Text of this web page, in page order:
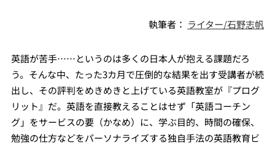
執筆者： ライター/石野志帆
英語が苦手……というのは多くの日本人が抱える課題だろ
う。そんな中、たった3カ月で圧倒的な結果を出す受講者が続
出し、その評判をめきめきと上げている英語教室が『プログ
リット』だ。英語を直接教えることはせず「英語コーチン
グ」をサービスの要（かなめ）に、学ぶ目的、時間の確保、
勉強の仕方などをパーソナライズする独自手法の英語教育ビ